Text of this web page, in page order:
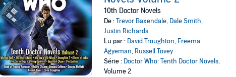
10th Doctor Novels
De :Trevor Baxendale, Dale Smith,
Justin Richards
Lu par : David Troughton, Freema
Agyeman, Russell Tovey
Série : Doctor Who: Tenth Doctor Novels,
Volume 2